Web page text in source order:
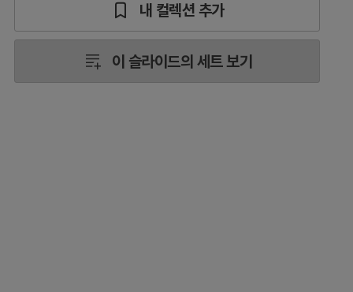
내 컬렉션 추가
이 슬라이드의 세트 보기